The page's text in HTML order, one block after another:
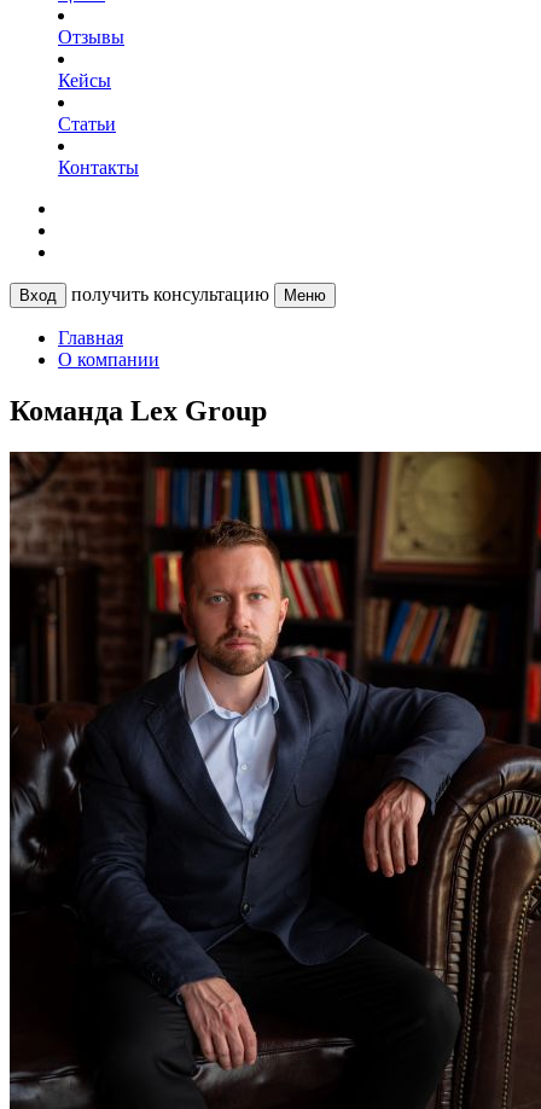
Отзывы
Кейсы
Статьи
Контакты
Вход получить консультацию Меню
Главная
О компании
Команда Lex Group